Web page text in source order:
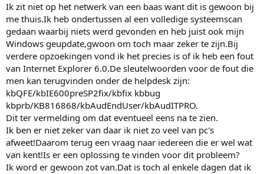
Ik zit niet op het netwerk van een baas want dit is gewoon bij
me thuis.Ik heb ondertussen al een volledige systeemscan
gedaan waarbij niets werd gevonden en heb juist ook mijn
Windows geupdate,gwoon om toch maar zeker te zijn.Bij
verdere opzoekingen vond ik het precies is of ik heb een fout
van Internet Explorer 6.0.De sleutelwoorden voor de fout die
men kan terugvinden onder de helpdesk zijn:
kbQFE/kbIE600preSP2fix/kbfix kbbug
kbprb/KB816868/kbAudEndUser/kbAudITPRO.
Dit ter vermelding om dat eventueel eens na te zien.
Ik ben er niet zeker van daar ik niet zo veel van pc's
afweet!Daarom terug een vraag naar iedereen die er wel wat
van kent!Is er een oplossing te vinden voor dit probleem?
Ik word er gewoon zot van.Dat is toch al enkele dagen dat ik